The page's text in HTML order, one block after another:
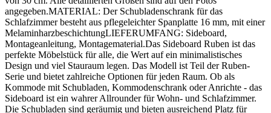
angegeben.MATERIAL: Der Schubladenschrank für das
Schlafzimmer besteht aus pflegeleichter Spanplatte 16 mm, mit einer
MelaminharzbeschichtungLIEFERUMFANG: Sideboard,
Montageanleitung, Montagematerial.Das Sideboard Ruben ist das
perfekte Möbelstück für alle, die Wert auf ein minimalistisches
Design und viel Stauraum legen. Das Modell ist Teil der Ruben-
Serie und bietet zahlreiche Optionen für jeden Raum. Ob als
Kommode mit Schubladen, Kommodenschrank oder Anrichte - das
Sideboard ist ein wahrer Allrounder für Wohn- und Schlafzimmer.
Die Schubladen sind geräumig und bieten ausreichend Platz für